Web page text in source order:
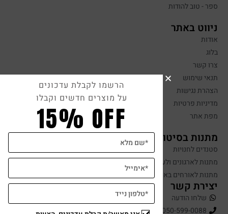
ספר - טוב להודות
ניווט באתר
אודות
בלוג
צרו קשר
תנאי שימוש
הצהרת נגישות
מדיניות פרטיות
מפת אתר
מתנות בסיטונאות
סטנדים לחנויות
מתנות לארגונים ולעובדים
מתנות לאורחים באירועים
יצירת קשר
שלחו הודעה
050-599-0088
הרשמו לקבלת עדכונים
על מוצרים חדשים וקבלו
15% OFF